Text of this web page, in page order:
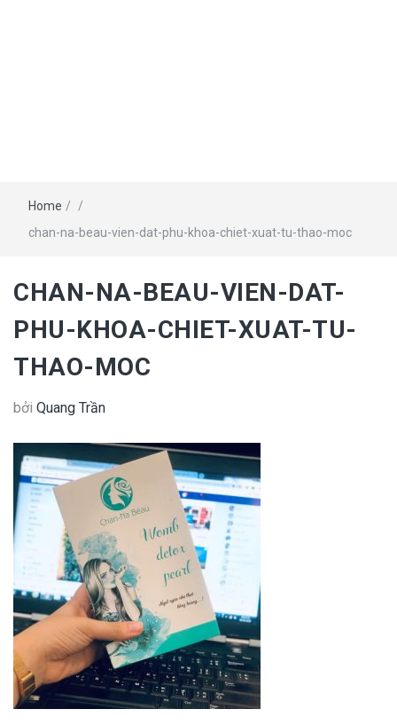
Home / /
chan-na-beau-vien-dat-phu-khoa-chiet-xuat-tu-thao-moc
CHAN-NA-BEAU-VIEN-DAT-
PHU-KHOA-CHIET-XUAT-TU-
THAO-MOC
bởi Quang Trần